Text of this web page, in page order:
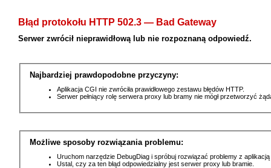
Błąd protokołu HTTP 502.3 — Bad Gateway
Serwer zwrócił nieprawidłową lub nie rozpoznaną odpowiedź.
Najbardziej prawdopodobne przyczyny:
Aplikacja CGI nie zwróciła prawidłowego zestawu błędów HTTP.
Serwer pełniący rolę serwera proxy lub bramy nie mógł przetworzyć
Możliwe sposoby rozwiązania problemu:
Uruchom narzędzie DebugDiag i spróbuj rozwiązać problemy z
Ustal, czy za ten błąd odpowiedzialny jest serwer proxy lub bramie.